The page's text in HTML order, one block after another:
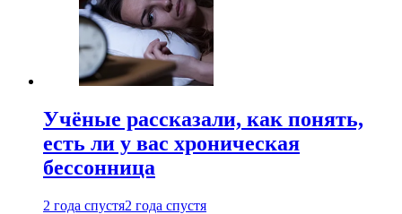
Учёные рассказали, как понять,
есть ли у вас хроническая
бессонница
2 года спустя2 года спустя